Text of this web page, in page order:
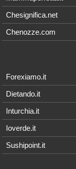
Chesignifica.net
Chenozze.com
Forexiamo.it
Dietando.it
Inturchia.it
Ioverde.it
Sushipoint.it